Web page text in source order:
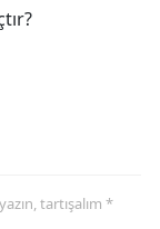
tartışalım *